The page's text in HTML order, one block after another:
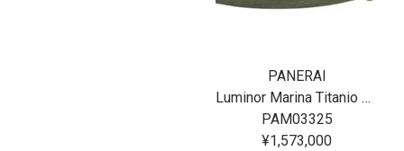
PANERAI
Luminor Marina Titanio 44MM
PAM03325
¥1,573,000